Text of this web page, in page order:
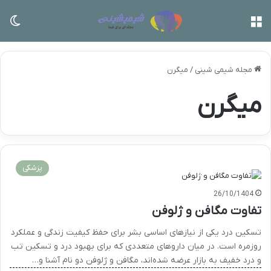
مجله شیمی شینی / میگرن
میگرن
پزشکی
26/10/1404
تفاوت مگافن و ژلوفن
تسکین درد یکی از نیازهای اساسی بشر برای حفظ کیفیت زندگی و عملکرد
روزمره است. در میان داروهای متعددی که برای بهبود درد و تسکین تب
و درد خفیف به بازار عرضه شده‌اند، مگافن و ژلوفن دو نام آشنا و…